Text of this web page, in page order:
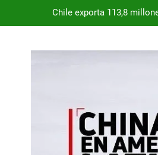
Chile exporta 113,8
Chile exporta 113,8
Dependencia de Brasil: por qué